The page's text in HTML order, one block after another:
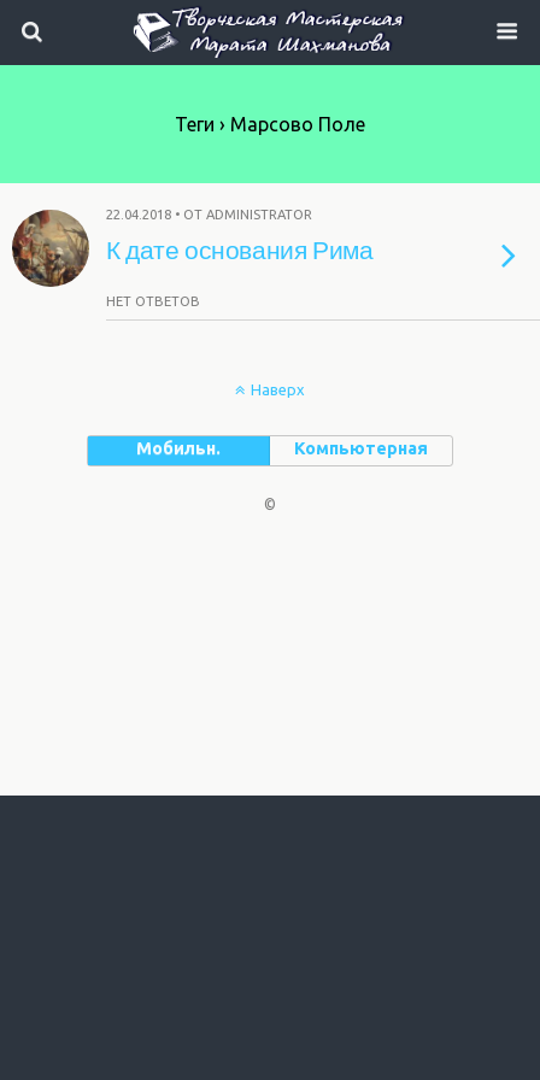
Теги › Марсово Поле
22.04.2018 • ОТ ADMINISTRATOR
К дате основания Рима
НЕТ ОТВЕТОВ
Наверх
Мобильн. Компьютерная
©